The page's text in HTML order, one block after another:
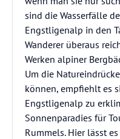
sind die Wasserfälle
Engstligenalp in den
Wanderer überaus
Werken alpiner
Um die
können, empfiehlt es
Engstligenalp zu
Sonnenparadies für
Rummels. Hier lässt